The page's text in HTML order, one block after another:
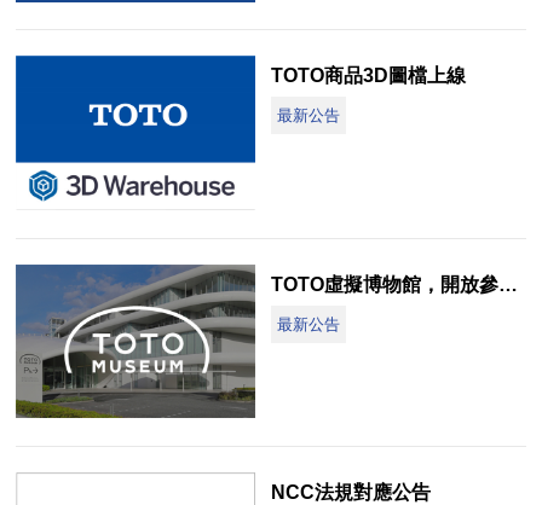
TOTO商品3D圖檔上線
最新公告
TOTO虛擬博物館，開放參觀中
最新公告
NCC法規對應公告